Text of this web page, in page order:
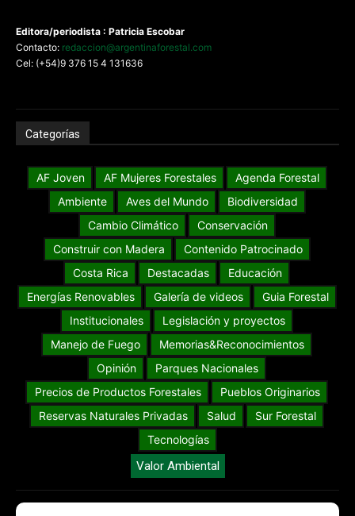
Editora/periodista : Patricia Escobar
Contacto: redaccion@argentinaforestal.com
Cel: (+54)9 376 15 4 131636
Categorías
AF Joven AF Mujeres Forestales
Agenda Forestal
Ambiente
Aves del Mundo
Biodiversidad
Cambio Climático
Conservación
Construir con Madera
Contenido Patrocinado
Costa Rica
Destacadas
Educación
Energías Renovables
Galería de videos
Guia Forestal
Institucionales
Legislación y proyectos
Manejo de Fuego
Memorias&Reconocimientos
Opinión
Parques Nacionales
Precios de Productos Forestales
Pueblos Originarios
Reservas Naturales Privadas
Salud
Sur Forestal
Tecnologías
Valor Ambiental